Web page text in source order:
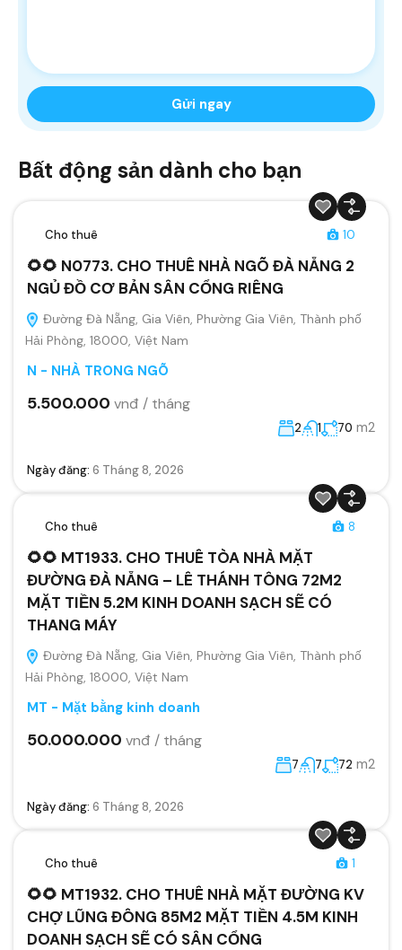
Bất động sản dành cho bạn
Cho thuê 10
🌻🌻 N0773. CHO THUÊ NHÀ NGÕ ĐÀ NẴNG 2
NGỦ ĐỒ CƠ BẢN SÂN CỔNG RIÊNG
Đường Đà Nẵng, Gia Viên, Phường Gia Viên, Thành phố
Hải Phòng, 18000, Việt Nam
N - NHÀ TRONG NGÕ
5.500.000 vnđ / tháng
2 1 70 m2
Ngày đăng: 6 Tháng 8, 2026
Cho thuê 8
🌻🌻 MT1933. CHO THUÊ TÒA NHÀ MẶT
ĐƯỜNG ĐÀ NẴNG – LÊ THÁNH TÔNG 72M2
MẶT TIỀN 5.2M KINH DOANH SẠCH SẼ CÓ
THANG MÁY
Đường Đà Nẵng, Gia Viên, Phường Gia Viên, Thành phố
Hải Phòng, 18000, Việt Nam
MT - Mặt bằng kinh doanh
50.000.000 vnđ / tháng
7 7 72 m2
Ngày đăng: 6 Tháng 8, 2026
Cho thuê 1
🌻🌻 MT1932. CHO THUÊ NHÀ MẶT ĐƯỜNG KV
CHỢ LŨNG ĐÔNG 85M2 MẶT TIỀN 4.5M KINH
DOANH SẠCH SẼ CÓ SÂN CỔNG